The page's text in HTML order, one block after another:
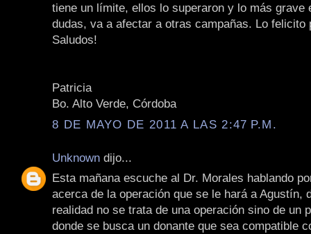
tiene un límite, ellos lo superaron y lo más grave
dudas, va a afectar a otras campañas. Lo felicito
Saludos!
Patricia
Bo. Alto Verde, Córdoba
8 DE MAYO DE 2011 A LAS 2:47 P.M.
Unknown dijo...
Esta mañana escuche al Dr. Morales hablando
acerca de la operación que se le hará a Agustín,
realidad no se trata de una operación sino de un
donde se busca un donante que sea compatible